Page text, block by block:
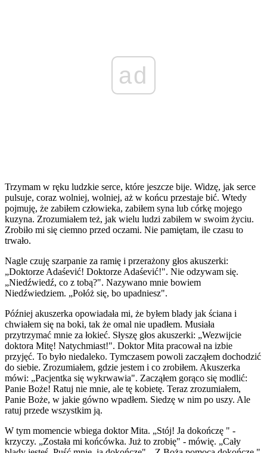
ad
Trzymam w ręku ludzkie serce, które jeszcze bije. Widzę, jak serce
pulsuje, coraz wolniej, wolniej, aż w końcu przestaje bić. Wtedy
pojmuję, że zabiłem człowieka, zabiłem syna lub córkę mojego
kuzyna. Zrozumiałem też, jak wielu ludzi zabiłem w swoim życiu.
Zrobiło mi się ciemno przed oczami. Nie pamiętam, ile czasu to
trwało.
Nagle czuję szarpanie za ramię i przerażony głos akuszerki:
„Doktorze Adaśević! Doktorze Adaśević!". Nie odzywam się.
„Niedźwiedź, co z tobą?". Nazywano mnie bowiem
Niedźwiedziem. „Połóż się, bo upadniesz".
Później akuszerka opowiadała mi, że byłem blady jak ściana i
chwiałem się na boki, tak że omal nie upadłem. Musiała
przytrzymać mnie za łokieć. Słyszę głos akuszerki: „Wezwijcie
doktora Mitę! Natychmiast!". Doktor Mita pracował na izbie
przyjęć. To było niedaleko. Tymczasem powoli zacząłem dochodzić
do siebie. Zrozumiałem, gdzie jestem i co zrobiłem. Akuszerka
mówi: „Pacjentka się wykrwawia". Zacząłem gorąco się modlić:
Panie Boże! Ratuj nie mnie, ale tę kobietę. Teraz zrozumiałem,
Panie Boże, w jakie gówno wpadłem. Siedzę w nim po uszy. Ale
ratuj przede wszystkim ją.
W tym momencie wbiega doktor Mita. „Stój! Ja dokończę " -
krzyczy. „Została mi końcówka. Już to zrobię" - mówię. „Cały